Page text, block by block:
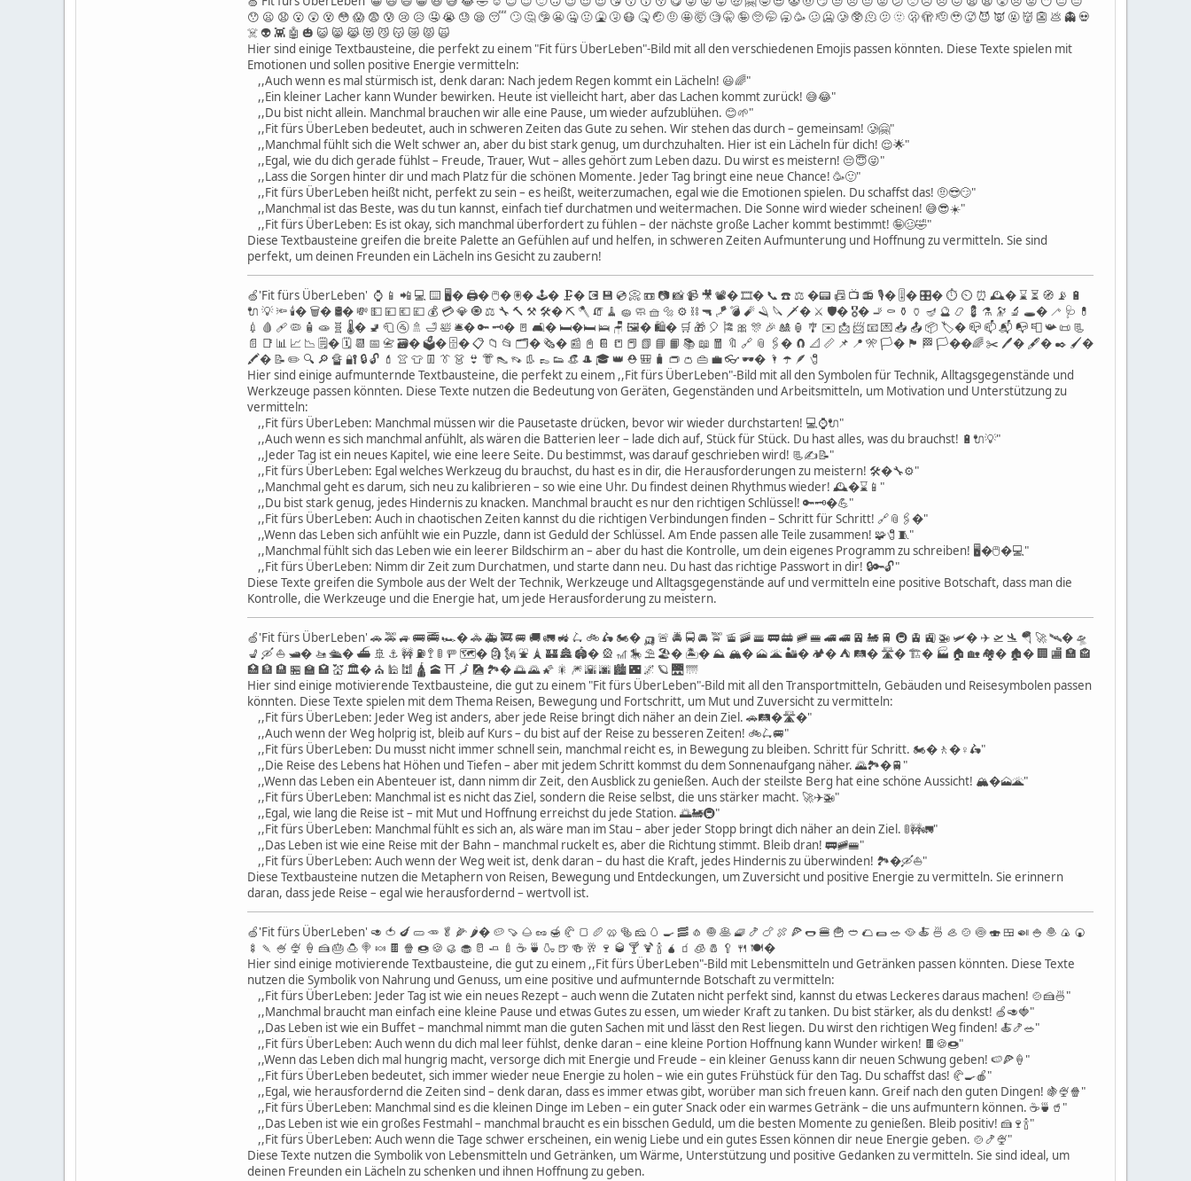
😯 😦 😧 😮 😲 😵 😳 😱 😨 😰 😢 😥 🤤 😭 😓 😪 😴 🙄 🤔 🤥 😬 🤐 🤢 🤮 🤧 😷 🤒 🤕 🤨 🤩 🤯 🧐 🤫 🤪 🥺 🤭 🥱 🥳 🥴 🥶 🥲 🥸 🫠 🫤 🫥 🫢 🫣 🫡 🥹 🥵 😈 👿 🤬 👹 👺 💩 👻 💀
☠️ 👽 👾 🤖 🎃 😺 😸 😹 😻 😼 😽 😿 😾 🙀
Hier sind einige Textbausteine, die perfekt zu einem "Fit fürs ÜberLeben"-Bild mit all den verschiedenen Emojis passen könnten. Diese Texte spielen mit
Emotionen und sollen positive Energie vermitteln:
,,Auch wenn es mal stürmisch ist, denk daran: Nach jedem Regen kommt ein Lächeln! 😃🌈"
,,Ein kleiner Lacher kann Wunder bewirken. Heute ist vielleicht hart, aber das Lachen kommt zurück! 😅😂"
,,Du bist nicht allein. Manchmal brauchen wir alle eine Pause, um wieder aufzublühen. 😊🌱"
,,Fit fürs ÜberLeben bedeutet, auch in schweren Zeiten das Gute zu sehen. Wir stehen das durch – gemeinsam! 🥲🤗"
,,Manchmal fühlt sich die Welt schwer an, aber du bist stark genug, um durchzuhalten. Hier ist ein Lächeln für dich! 😌🌟"
,,Egal, wie du dich gerade fühlst – Freude, Trauer, Wut – alles gehört zum Leben dazu. Du wirst es meistern! 😔😇😜"
,,Lass die Sorgen hinter dir und mach Platz für die schönen Momente. Jeder Tag bringt eine neue Chance! 🥳🙂"
,,Fit fürs ÜberLeben heißt nicht, perfekt zu sein – es heißt, weiterzumachen, egal wie die Emotionen spielen. Du schaffst das! 🤨😎😏"
,,Manchmal ist das Beste, was du tun kannst, einfach tief durchatmen und weitermachen. Die Sonne wird wieder scheinen! 😅😎☀️"
,,Fit fürs ÜberLeben: Es ist okay, sich manchmal überfordert zu fühlen – der nächste große Lacher kommt bestimmt! 🤪🥴🤣"
Diese Textbausteine greifen die breite Palette an Gefühlen auf und helfen, in schweren Zeiten Aufmunterung und Hoffnung zu vermitteln. Sie sind
perfekt, um deinen Freunden ein Lächeln ins Gesicht zu zaubern!
🍏'Fit fürs ÜberLeben' ⌚️ 📱 📲 💻 ⌨️ 🖥� 🖨� 🖱� 🖲� 🕹� 🗜� 💽 💾 💿 📀 📼 📷 📸 📹 🎥 📽� 🎞� 📞 ☎️ ⚖️ �📟 📠 📺 📻 🎙� 🎚� 🎛� ⏱️ ⏲ ⏰ 🕰� ⌛️ ⏳ 🧭 📡 🔋
🔌 💡 🔦 🕯� 🗑� 🛢� 💸 💵 💴 💶 💷 💰 💳 💎 🧿 ⚖️ 🔧 🔨 ⚒️ 🛠� ⛏️ 🪓 🧯 🧹 🧽 🧼 🧺 🔩 ⚙️ ⛓️ 🔫 🪁 💣 🧨 🪒 🔪 🗡� ⚔️ 🛡� 🎖� 🚬 ⚰️ ⚱️ 🏺 🪔 🔮 📿 💈 ⚗️ 🔭 🔬 🕳� 🦯 🩺 💊
💉 🩸 🩹 🦠 🧴 🧫 🧬 🌡� 🚽 🧻 🚰 🚿 🛁 🛀 🛎� 🔑 🗝� 🚪 🛋� 🛏�🛏 🛌 🪑 🖼� 🛍� 🛒 🎁 🎈 🎏 🎀 🎊 🎉 🎎 🏮 🎐 ✉️ 📩 📨 📧 💌 📥 📤 📦 🏷� 📪 📫 📬 📭 📮 📯 📜 📃
📄 📑 📊 📈 📉 🗒� 🗓 📆 📅 📇 🗃� 🗳� 🗄� 📋 📁 📂 🗂� 🗞� 📰 📓 📔 📒 📕 📗 📘 📙 📚 📖 🧧 🔖 🔗 📎 🖇� 🧲 📐 📏 📌 📍 🎌 🏳� 🏴 🏁 🏳��🌈 ✂️ 🖊� 🖋� ✒️ 🖌�
🖍� 📝 ✏️ 🔍 🔎 🔏 🔐 🔒 🔓 💄 👚 👕 👖 👔 👗 👙 👘 👠 👡 👢 👞 👟 👒 🎩 🎓 👑 ⛑ 🎒 🧳 👝 👛 👜 💼 👓 🕶� 🌂 ☂️ 🪶 🧷
Hier sind einige aufmunternde Textbausteine, die perfekt zu einem ,,Fit fürs ÜberLeben"-Bild mit all den Symbolen für Technik, Alltagsgegenstände und
Werkzeuge passen könnten. Diese Texte nutzen die Bedeutung von Geräten, Gegenständen und Arbeitsmitteln, um Motivation und Unterstützung zu
vermitteln:
,,Fit fürs ÜberLeben: Manchmal müssen wir die Pausetaste drücken, bevor wir wieder durchstarten! 💻⌚️🔌"
,,Auch wenn es sich manchmal anfühlt, als wären die Batterien leer – lade dich auf, Stück für Stück. Du hast alles, was du brauchst! 🔋🔌💡"
,,Jeder Tag ist ein neues Kapitel, wie eine leere Seite. Du bestimmst, was darauf geschrieben wird! 📃✍️📝"
,,Fit fürs ÜberLeben: Egal welches Werkzeug du brauchst, du hast es in dir, die Herausforderungen zu meistern! 🛠�🔧⚙️"
,,Manchmal geht es darum, sich neu zu kalibrieren – so wie eine Uhr. Du findest deinen Rhythmus wieder! 🕰�⌛️📱"
,,Du bist stark genug, jedes Hindernis zu knacken. Manchmal braucht es nur den richtigen Schlüssel! 🔑🗝�💪"
,,Fit fürs ÜberLeben: Auch in chaotischen Zeiten kannst du die richtigen Verbindungen finden – Schritt für Schritt! 🔗📎🖇�"
,,Wenn das Leben sich anfühlt wie ein Puzzle, dann ist Geduld der Schlüssel. Am Ende passen alle Teile zusammen! 🧩🧷🧵"
,,Manchmal fühlt sich das Leben wie ein leerer Bildschirm an – aber du hast die Kontrolle, um dein eigenes Programm zu schreiben! 🖥�🖱�💻"
,,Fit fürs ÜberLeben: Nimm dir Zeit zum Durchatmen, und starte dann neu. Du hast das richtige Passwort in dir! 🔒🔑🔓"
Diese Texte greifen die Symbole aus der Welt der Technik, Werkzeuge und Alltagsgegenstände auf und vermitteln eine positive Botschaft, dass man die
Kontrolle, die Werkzeuge und die Energie hat, um jede Herausforderung zu meistern.
🍏'Fit fürs ÜberLeben' 🚗 🚕 🚙 🚌 🚎 🏎� 🚓 🚑 🚒 🚐 🚚 🚛 🚜 🛴 🚲 🛵 🏍� 🛺 🚨 🚔 🚍 🚘 🚖 🚡 🚠 🚟 🚃 🚋 🚞 🚝 🚄 🚅 🚈 🚂 🚆 🚇 🚊 🚉 🚁 🛩� ✈️ 🛫 🛬 🪂 🚀 🛰� 🛸
💺 🛶 ⛵️ 🛥� 🚤 🛳� ⛴️ 🚢 ⚓️ 🚧 ⛽️ 🚏 🚦 🚥 🗺� 🗿 🗽 ⛲️ 🗼 🏰 🏯 🏟� 🎡 🎢 🎠 ⛱️ 🏖� 🏝� ⛰️ 🏔� 🗻 🌋 🏜� 🏕� ⛺️ 🛤� 🛣� 🏗� 🏭 🏠 🏡 🏘� 🏚� 🏢 🏬 🏣 🏤
🏥 🏦 🏨 🏪 🏫 🏩 💒 🏛� ⛪️ 🕌 🕍 🛕 🕋 ⛩️ 🗾 🎑 🏞� 🌅 🌄 🌠 🎇 🎆 🌇 🌆 🏙 🌃 🌌 🪐 🌉 🌁
Hier sind einige motivierende Textbausteine, die gut zu einem "Fit fürs ÜberLeben"-Bild mit all den Transportmitteln, Gebäuden und Reisesymbolen passen
könnten. Diese Texte spielen mit dem Thema Reisen, Bewegung und Fortschritt, um Mut und Zuversicht zu vermitteln:
,,Fit fürs ÜberLeben: Jeder Weg ist anders, aber jede Reise bringt dich näher an dein Ziel. 🚗🛤�🛣�"
,,Auch wenn der Weg holprig ist, bleib auf Kurs – du bist auf der Reise zu besseren Zeiten! 🚲🛴🚐"
,,Fit fürs ÜberLeben: Du musst nicht immer schnell sein, manchmal reicht es, in Bewegung zu bleiben. Schritt für Schritt. 🏍�🚶�♀️🛵"
,,Die Reise des Lebens hat Höhen und Tiefen – aber mit jedem Schritt kommst du dem Sonnenaufgang näher. 🌄🏞�🚆"
,,Wenn das Leben ein Abenteuer ist, dann nimm dir Zeit, den Ausblick zu genießen. Auch der steilste Berg hat eine schöne Aussicht! 🏔�🗻🌋"
,,Fit fürs ÜberLeben: Manchmal ist es nicht das Ziel, sondern die Reise selbst, die uns stärker macht. 🚀✈️🚁"
,,Egal, wie lang die Reise ist – mit Mut und Hoffnung erreichst du jede Station. 🌅🚂🚇"
,,Fit fürs ÜberLeben: Manchmal fühlt es sich an, als wäre man im Stau – aber jeder Stopp bringt dich näher an dein Ziel. 🚦🚧🚛"
,,Das Leben ist wie eine Reise mit der Bahn – manchmal ruckelt es, aber die Richtung stimmt. Bleib dran! 🚃🚞🚝"
,,Fit fürs ÜberLeben: Auch wenn der Weg weit ist, denk daran – du hast die Kraft, jedes Hindernis zu überwinden! 🏞�🛶⛵️"
Diese Textbausteine nutzen die Metaphern von Reisen, Bewegung und Entdeckungen, um Zuversicht und positive Energie zu vermitteln. Sie erinnern
daran, dass jede Reise – egal wie herausfordernd – wertvoll ist.
🍏'Fit fürs ÜberLeben' 🥑 🍅 🍆 🥒 🥕 🥬 🌽 🌶� 🥔 🍠 🌰 🥜 🍯 🥐 🍞 🥖 🥨 🥯 🧀 🥚 🍳 🥓 🧄 🧅 🥞 🧇 🍤 🍗 🍖 🍕 🌭 🍔 🍟 🥙 🌮 🌯 🥗 🥘 🍝 🍜 🦪 🍲 🍥 🍣 🍱 🍛 🍚 🧆 🍙 🍘
🍢 🍡 🍧 🍨 🍦 🍰 🎂 🍮 🍭 🍬 🍫 🍿 🍩 🍪 🥮 🧁 🥛 🧈 🍼 ☕️ 🍵 🍶 🍺 🍻 🥂 🍷 🥃 🍸 🍹 🍾 🧉 🧃 🧊 🧂 🥄 🍴 🍽�
Hier sind einige motivierende Textbausteine, die gut zu einem ,,Fit fürs ÜberLeben"-Bild mit Lebensmitteln und Getränken passen könnten. Diese Texte
nutzen die Symbolik von Nahrung und Genuss, um eine positive und aufmunternde Botschaft zu vermitteln:
,,Fit fürs ÜberLeben: Jeder Tag ist wie ein neues Rezept – auch wenn die Zutaten nicht perfekt sind, kannst du etwas Leckeres daraus machen! 🍲🍰🍜"
,,Manchmal braucht man einfach eine kleine Pause und etwas Gutes zu essen, um wieder Kraft zu tanken. Du bist stärker, als du denkst! 🍏🥑🍓"
,,Das Leben ist wie ein Buffet – manchmal nimmt man die guten Sachen mit und lässt den Rest liegen. Du wirst den richtigen Weg finden! 🍝🍤🥗"
,,Fit fürs ÜberLeben: Auch wenn du dich mal leer fühlst, denke daran – eine kleine Portion Hoffnung kann Wunder wirken! 🍫🍪🍩"
,,Wenn das Leben dich mal hungrig macht, versorge dich mit Energie und Freude – ein kleiner Genuss kann dir neuen Schwung geben! 🍉🍕🍦"
,,Fit fürs ÜberLeben bedeutet, sich immer wieder neue Energie zu holen – wie ein gutes Frühstück für den Tag. Du schaffst das! 🥐🍳🍎"
,,Egal, wie herausfordernd die Zeiten sind – denk daran, dass es immer etwas gibt, worüber man sich freuen kann. Greif nach den guten Dingen! 🍇🍨🍿"
,,Fit fürs ÜberLeben: Manchmal sind es die kleinen Dinge im Leben – ein guter Snack oder ein warmes Getränk – die uns aufmuntern können. ☕️🍵🥤"
,,Das Leben ist wie ein großes Festmahl – manchmal braucht es ein bisschen Geduld, um die besten Momente zu genießen. Bleib positiv! 🍰🍷🍾"
,,Fit fürs ÜberLeben: Auch wenn die Tage schwer erscheinen, ein wenig Liebe und ein gutes Essen können dir neue Energie geben. 🍲🍤🍨"
Diese Texte nutzen die Symbolik von Lebensmitteln und Getränken, um Wärme, Unterstützung und positive Gedanken zu vermitteln. Sie sind ideal, um
deinen Freunden ein Lächeln zu schenken und ihnen Hoffnung zu geben.